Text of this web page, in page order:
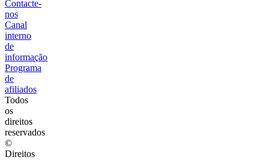
Contacte-
nos
Canal
interno
de
informação
Programa
de
afiliados
Todos
os
direitos
reservados
©
Direitos